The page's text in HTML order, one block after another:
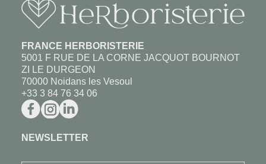
FRANCE HERBORISTERIE
5001 F RUE DE LA CORNE JACQUOT BOURNOT
ZI LE DURGEON
70000 Noidans les Vesoul
+33 3 84 76 34 06
NEWSLETTER